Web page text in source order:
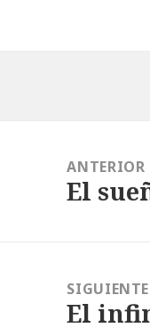
entradas
ANTERIOR
Entrada
El
SIGUIENTE
Entrada
El